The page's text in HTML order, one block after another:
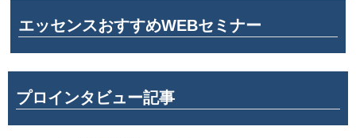
エッセンスおすすめWEBセミナー
プロインタビュー記事